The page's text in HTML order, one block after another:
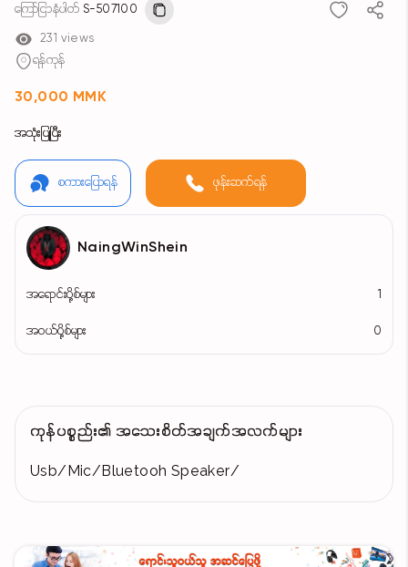
ကြော်ငြာနံပါတ် S-507100
231 views
ရန်ကုန်
30,000 MMK
အသုံးပြုပြီး
စကားပြောရန် ဖုန်းဆက်ရန်
NaingWinShein
အရောင်းပို့စ်များ
အဝယ်ပို့စ်များ 0
ကုန်ပစ္စည်း၏ အသေးစိတ်အချက်အလက်များ
Usb/Mic/Bluetooh Speaker/